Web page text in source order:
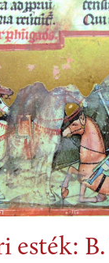
esték: B.